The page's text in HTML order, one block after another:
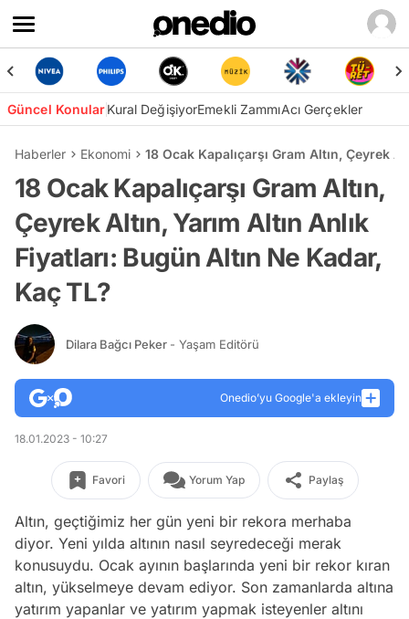
Güncel KonularKural DeğişiyorEmekli ZammıAcı Gerçekler
Haberler Ekonomi 18 Ocak Kapalıçarşı Gram Altın, Çeyrek
18 Ocak Kapalıçarşı Gram Altın,
Çeyrek Altın, Yarım Altın Anlık
Fiyatları: Bugün Altın Ne Kadar,
Kaç TL?
Dilara Bağcı Peker - Yaşam Editörü
Onedio’yu Google'a ekleyin
18.01.2023 - 10:27
Favori Yorum Yap Paylaş
Altın, geçtiğimiz her gün yeni bir rekora merhaba
diyor. Yeni yılda altının nasıl seyredeceği merak
konusuydu. Ocak ayının başlarında yeni bir rekor kıran
altın, yükselmeye devam ediyor. Son zamanlarda altına
yatırım yapanlar ve yatırım yapmak isteyenler altını